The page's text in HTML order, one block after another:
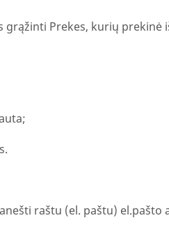
Prekes, kurių prekinė
raštu (el. paštu) el.pašto